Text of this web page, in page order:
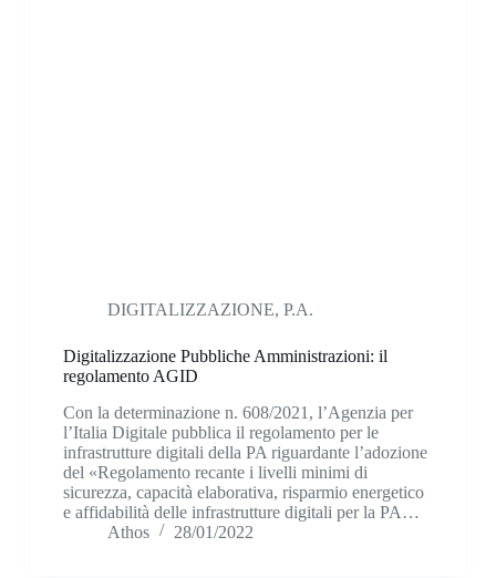
DIGITALIZZAZIONE, P.A.
Digitalizzazione Pubbliche Amministrazioni: il
regolamento AGID
Con la determinazione n. 608/2021, l’Agenzia per
l’Italia Digitale pubblica il regolamento per le
infrastrutture digitali della PA riguardante l’adozione
del «Regolamento recante i livelli minimi di
sicurezza, capacità elaborativa, risparmio energetico
e affidabilità delle infrastrutture digitali per la PA…
Athos
28/01/2022